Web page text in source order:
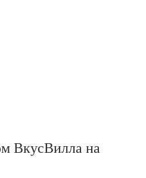
ВкусВилла на